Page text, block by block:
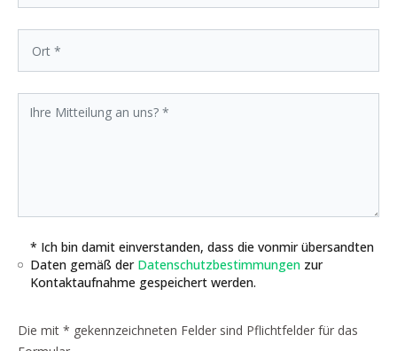
* Ich bin damit einverstanden, dass die vonmir übersandten
Daten gemäß der Datenschutzbestimmungen zur
Kontaktaufnahme gespeichert werden.
Die mit * gekennzeichneten Felder sind Pflichtfelder für das